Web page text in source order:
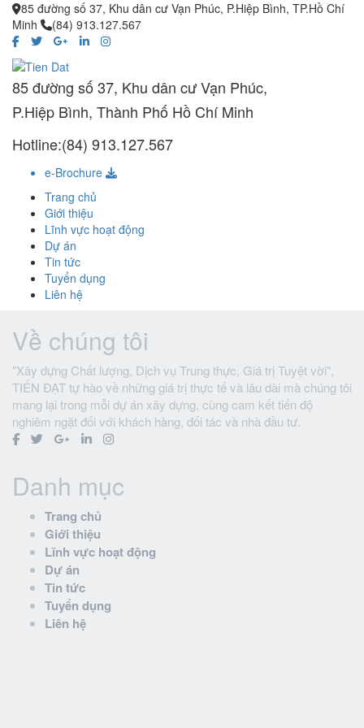
85 đường số 37, Khu dân cư Vạn Phúc, P.Hiệp Bình, TP.Hồ Chí
Minh
(84) 913.127.567
85 đường số 37, Khu dân cư Vạn Phúc,
P.Hiệp Bình, Thành Phố Hồ Chí Minh
Hotline:(84) 913.127.567
e-Brochure
Trang chủ
Giới thiệu
Lĩnh vực hoạt động
Dự án
Tin tức
Tuyển dụng
Liên hệ
Về chúng tôi
"Xây dựng Chất lượng, Dịch vụ Trung thực, Giá trị Tuyệt vời",
TIẾN ĐẠT tự hào về những giá trị thực tế và lâu dài mà chúng tôi
mang lại trong mỗi dự án xây dựng, cùng cam kết tiến độ
nghiêm ngặt đối với khách hàng, đối tác và nhà đầu tư.
Danh mục
Trang chủ
Giới thiệu
Lĩnh vực hoạt động
Dự án
Tin tức
Tuyển dụng
Liên hệ